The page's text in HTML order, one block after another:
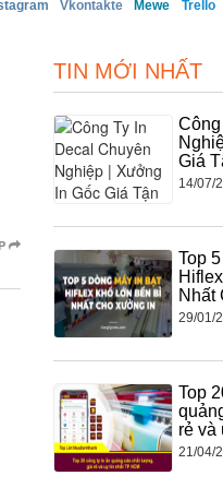
Vkontakte Mewe Trello
TIN MỚI NHẤT
Giá
14/07/
Top
Nhất
29/01/
Top
rẻ và
21/04/